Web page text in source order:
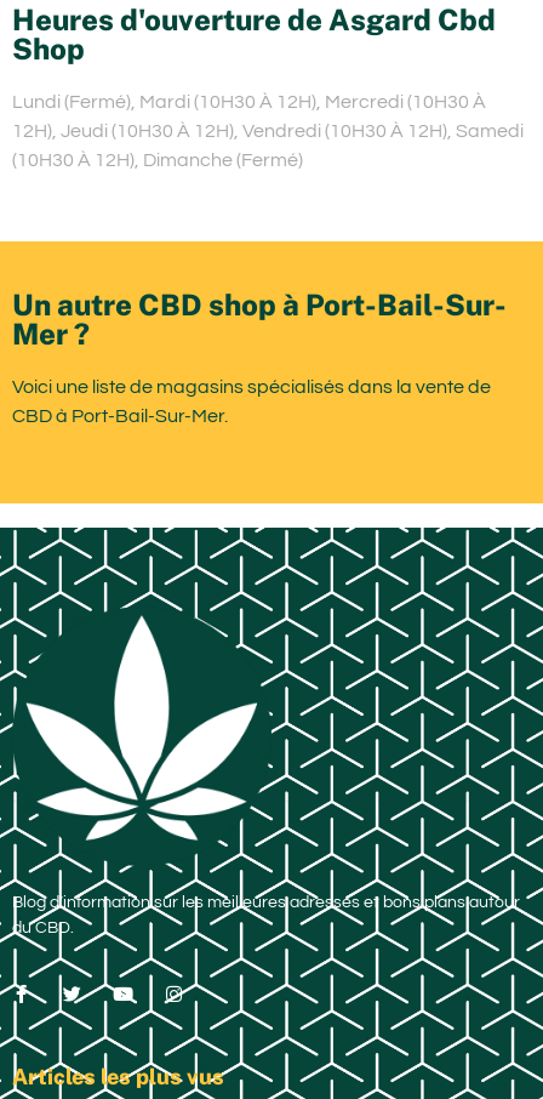
Heures d'ouverture de Asgard Cbd
Shop
Lundi (Fermé), Mardi (10H30 À 12H), Mercredi (10H30 À
12H), Jeudi (10H30 À 12H), Vendredi (10H30 À 12H), Samedi
(10H30 À 12H), Dimanche (Fermé)
Un autre CBD shop à Port-Bail-Sur-
Mer ?
Voici une liste de magasins spécialisés dans la vente de
CBD à Port-Bail-Sur-Mer.
Blog d’information sur les meilleures adresses et bons plans autour
du CBD.
Articles les plus vus